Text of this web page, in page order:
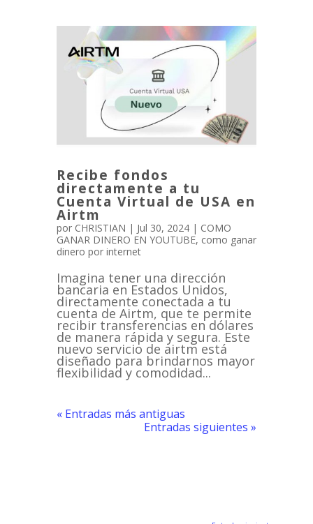
Recibe fondos
directamente a tu
Cuenta Virtual de USA en
Airtm
por CHRISTIAN | Jul 30, 2024| COMO
GANAR DINERO EN YOUTUBE, como ganar
dinero por internet
Imagina tener una dirección
bancaria en Estados Unidos,
directamente conectada a tu
cuenta de Airtm, que te permite
recibir transferencias en dólares
de manera rápida y segura. Este
nuevo servicio de airtm está
diseñado para brindarnos mayor
flexibilidad y comodidad...
« Entradas más antiguas
Entradas siguientes »